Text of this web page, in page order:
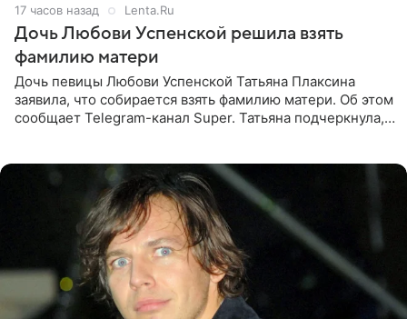
17 часов назад Lenta.Ru
Дочь Любови Успенской решила взять
фамилию матери
Дочь певицы Любови Успенской Татьяна Плаксина
заявила, что собирается взять фамилию матери. Об этом
сообщает Telegram-канал Super. Татьяна подчеркнула,